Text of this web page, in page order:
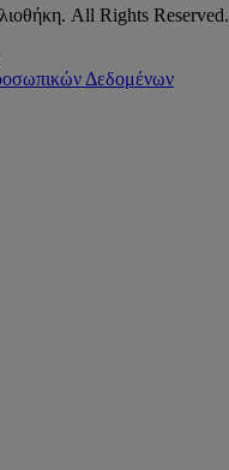
All Rights Reserved.
Δεδομένων